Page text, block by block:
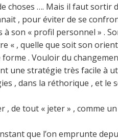
choses …. Mais il faut
, pour éviter de se
son « profil personnel » .
« , quelle que soit son
. Vouloir du
une stratégie très facile à
, dans la réthorique , et
de tout « jeter » , comme un
que l’on emprunte